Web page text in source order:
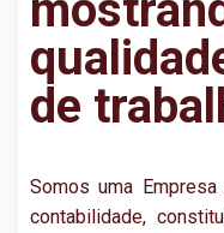
de
Somos uma
contabilidade,